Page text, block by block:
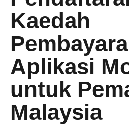
Kaedah
Aplikasi
untuk
Malaysia